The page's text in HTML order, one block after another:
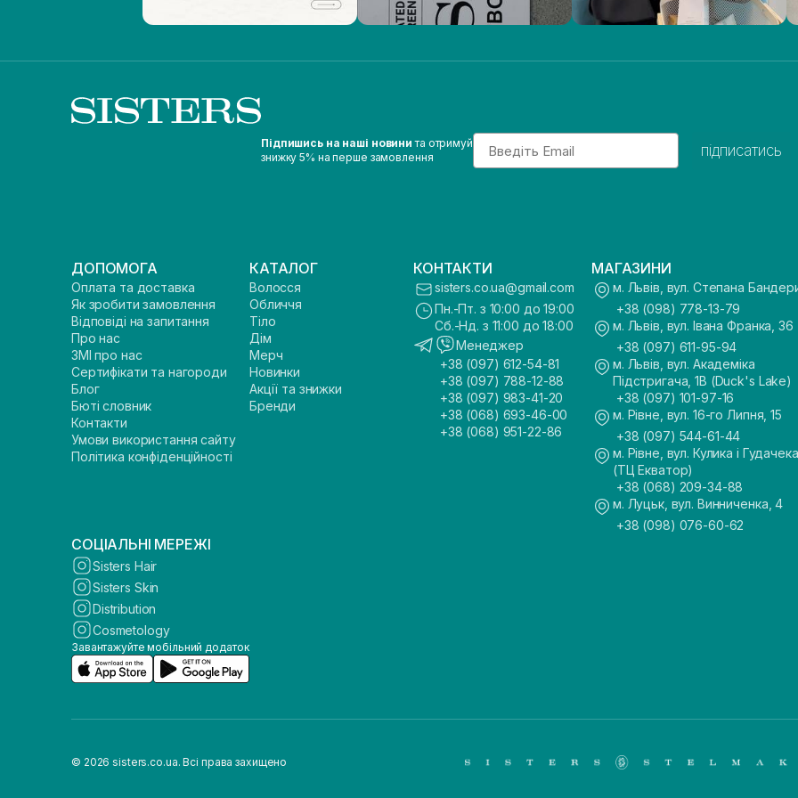
Підпишись на наші новини та отримуй
знижку 5% на перше замовлення
Email
підписатись
ДОПОМОГА
Оплата та доставка
Як зробити замовлення
Відповіді на запитання
Про нас
ЗМІ про нас
Сертифікати та нагороди
Блог
Бюті словник
Контакти
Умови використання сайту
Політика конфіденційності
КАТАЛОГ
Волосся
Обличчя
Тіло
Дім
Мерч
Новинки
Акції та знижки
Бренди
КОНТАКТИ
sisters.co.ua@gmail.com
Пн.-Пт. з 10:00 до 19:00
Сб.-Нд. з 11:00 до 18:00
Менеджер
+38 (097) 612-54-81
+38 (097) 788-12-88
+38 (097) 983-41-20
+38 (068) 693-46-00
+38 (068) 951-22-86
МАГАЗИНИ
м. Львів, вул. Степана
+38 (098) 778-13-79
м. Львів, вул. Івана Франка, 36
+38 (097) 611-95-94
м. Львів, вул. Академіка
Підстригача, 1В (Duck's Lake)
+38 (097) 101-97-16
м. Рівне, вул. 16-го Липня, 15
+38 (097) 544-61-44
м. Рівне, вул. Кулика і
(ТЦ Екватор)
+38 (068) 209-34-88
м. Луцьк, вул. Винниченка, 4
+38 (098) 076-60-62
СОЦІАЛЬНІ МЕРЕЖІ
Sisters Hair
Sisters Skin
Distribution
Cosmetology
Завантажуйте мобільний додаток
© 2026 sisters.co.ua. Всі права захищено